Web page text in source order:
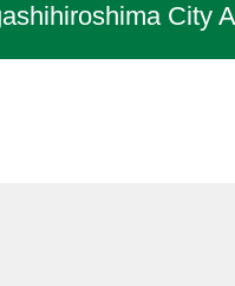
City